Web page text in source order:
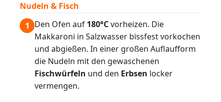
Nudeln & Fisch
1 Den Ofen auf 180°Cvorheizen. Die
Makkaroni in Salzwasser bissfest vorkochen
und abgießen. In einer großen Auflaufform
die Nudeln mit den gewaschenen
Fischwürfeln und den Erbsen locker
vermengen.